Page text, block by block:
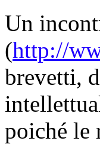
Un
(http://
brevetti,
poiché le